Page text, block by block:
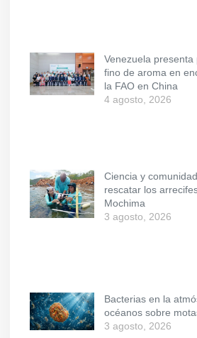
Venezuela
fino de aroma en
la FAO en China
4 agosto, 2026
Ciencia y
rescatar los
Mochima
3 agosto, 2026
Bacterias en la
océanos sobre
3 agosto, 2026